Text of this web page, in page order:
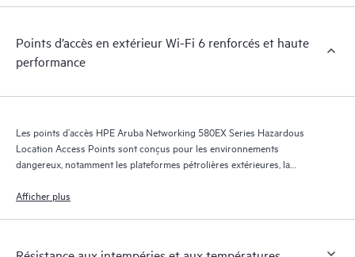
Points d’accès en extérieur Wi-Fi 6 renforcés et haute
performance
Les points d’accès HPE Aruba Networking 580EX Series Hazardous
Location Access Points sont conçus pour les environnements
dangereux, notamment les plateformes pétrolières extérieures, la
données agrégé maximal de 2,97 Gbit/s.
Afficher plus